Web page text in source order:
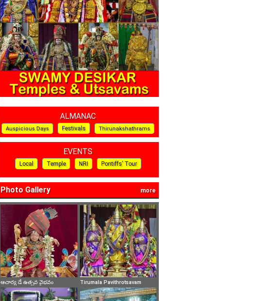
ALMANAC
Auspicious Days Festivals Thirunakshathrams
EVENTS
Local Temple NRI Pontiffs’ Tour
Photo Gallery more
ఆచార్య డే ఉత్సవ వైభవం Tirumala Pavithrotsavam